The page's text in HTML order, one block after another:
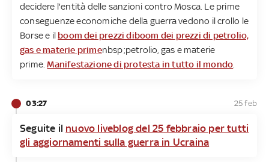
decidere l'entità delle sanzioni contro Mosca. Le prime
conseguenze economiche della guerra vedono il crollo le
Borse e il boom dei prezzi diboom dei prezzi di petrolio,
gas e materie primenbsp;petrolio, gas e materie
prime.Manifestazione di protesta in tutto il mondo
03:27 25 feb
Seguite il nuovo liveblog del 25 febbraio per tutti
gli aggiornamenti sulla guerra in Ucraina